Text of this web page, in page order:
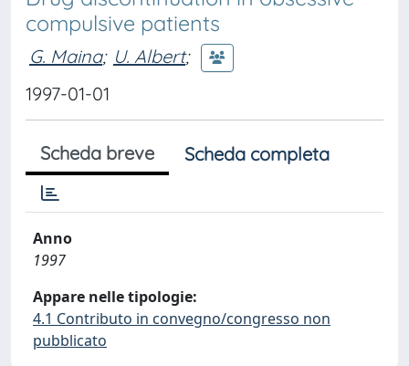
compulsive patients
G. Maina; U. Albert;
1997-01-01
Scheda breve Scheda completa
Anno
1997
Appare nelle tipologie:
4.1 Contributo in convegno/congresso non
pubblicato